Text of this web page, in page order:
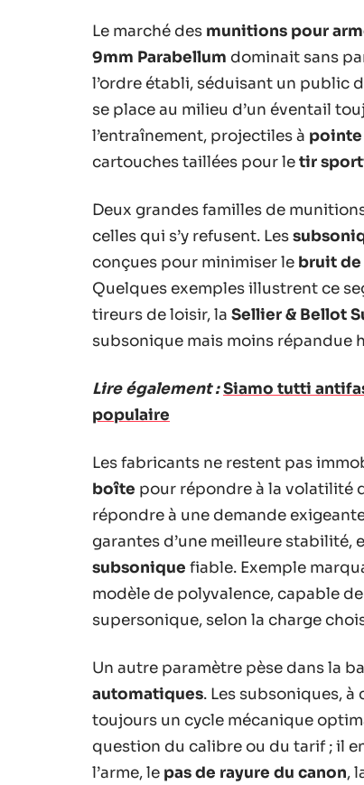
Le marché des munitions pour
9mm Parabellum dominait sans
l’ordre établi, séduisant un public
se place au milieu d’un éventail
l’entraînement, projectiles à pointe
cartouches taillées pour letir
Deux grandes familles de
celles qui s’y refusent. Les
conçues pour minimiser le bruit
Quelques exemples illustrent ce
tireurs de loisir, la Sellier & Bellot
subsonique mais moins répandue
Lire également :Siamo tutti
populaire
Les fabricants ne restent pas
boîte pour répondre à la volatilité
répondre à une demande
garantes d’une meilleure
subsonique fiable. Exemple
modèle de polyvalence, capable
supersonique, selon la charge
Un autre paramètre pèse dans la
automatiques. Les subsoniques,
toujours un cycle mécanique
question du calibre ou du tarif ; il
l’arme, le pas de rayure du canon,